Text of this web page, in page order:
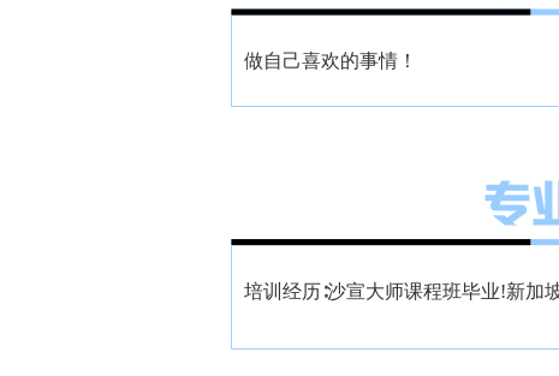
做自己喜欢的事情！
培训经历∶沙宣大师课程班毕业!新加